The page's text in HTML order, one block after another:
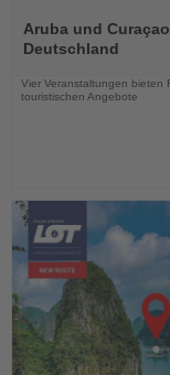
Sie
die
Aruba und
Deutschland
Vier Veranstaltungen bieten
touristischen Angebote